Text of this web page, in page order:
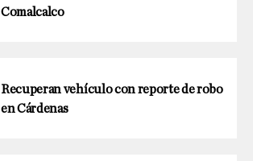
Comalcalco
Recuperan vehículo con reporte de robo
en Cárdenas